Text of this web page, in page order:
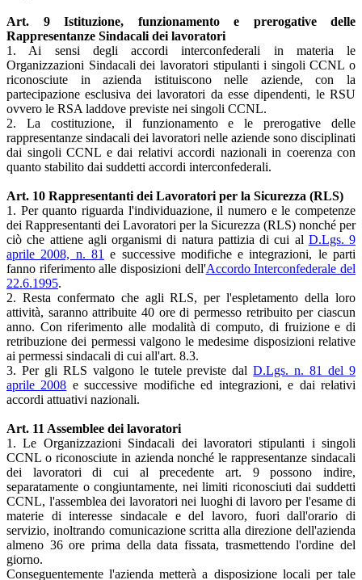
Art. 9 Istituzione, funzionamento e prerogative delle
Rappresentanze Sindacali dei lavoratori
1. Ai sensi degli accordi interconfederali in materia le
Organizzazioni Sindacali dei lavoratori stipulanti i singoli CCNL o
riconosciute in azienda istituiscono nelle aziende, con la
partecipazione esclusiva dei lavoratori da esse dipendenti, le RSU
ovvero le RSA laddove previste nei singoli CCNL.
2. La costituzione, il funzionamento e le prerogative delle
rappresentanze sindacali dei lavoratori nelle aziende sono disciplinati
dai singoli CCNL e dai relativi accordi nazionali in coerenza con
quanto stabilito dai suddetti accordi interconfederali.
Art. 10 Rappresentanti dei Lavoratori per la Sicurezza (RLS)
1. Per quanto riguarda l'individuazione, il numero e le competenze
dei Rappresentanti dei Lavoratori per la Sicurezza (RLS) nonché per
ciò che attiene agli organismi di natura pattizia di cui al D.Lgs. 9
aprile 2008, n. 81 e successive modifiche e integrazioni, le parti
fanno riferimento alle disposizioni dell'Accordo Interconfederale del
22.6.1995.
2. Resta confermato che agli RLS, per l'espletamento della loro
attività, saranno attribuite 40 ore di permesso retribuito per ciascun
anno. Con riferimento alle modalità di computo, di fruizione e di
retribuzione dei permessi valgono le medesime disposizioni relative
ai permessi sindacali di cui all'art. 8.3.
3. Per gli RLS valgono le tutele previste dalD.Lgs. n. 81 del 9
aprile 2008 e successive modifiche ed integrazioni, e dai relativi
accordi attuativi nazionali.
Art. 11 Assemblee dei lavoratori
1. Le Organizzazioni Sindacali dei lavoratori stipulanti i singoli
CCNL o riconosciute in azienda nonché le rappresentanze sindacali
dei lavoratori di cui al precedente art. 9 possono indire,
separatamente o congiuntamente, nei limiti riconosciuti dai suddetti
CCNL, l'assemblea dei lavoratori nei luoghi di lavoro per l'esame di
materie di interesse sindacale e del lavoro, fuori dall'orario di
servizio, inoltrando comunicazione scritta alla direzione dell'azienda
almeno 36 ore prima della data fissata, trasmettendo l'ordine del
giorno.
Conseguentemente l'azienda metterà a disposizione locali per tale